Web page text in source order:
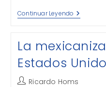
Continuar Leyendo Tiempo
De
La
Estados
AutorRicardo Homs